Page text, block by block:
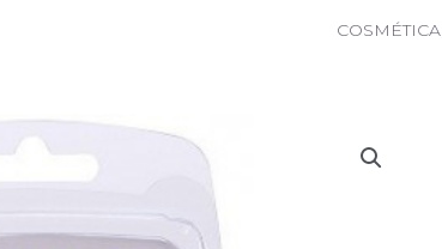
COSMÉTICA